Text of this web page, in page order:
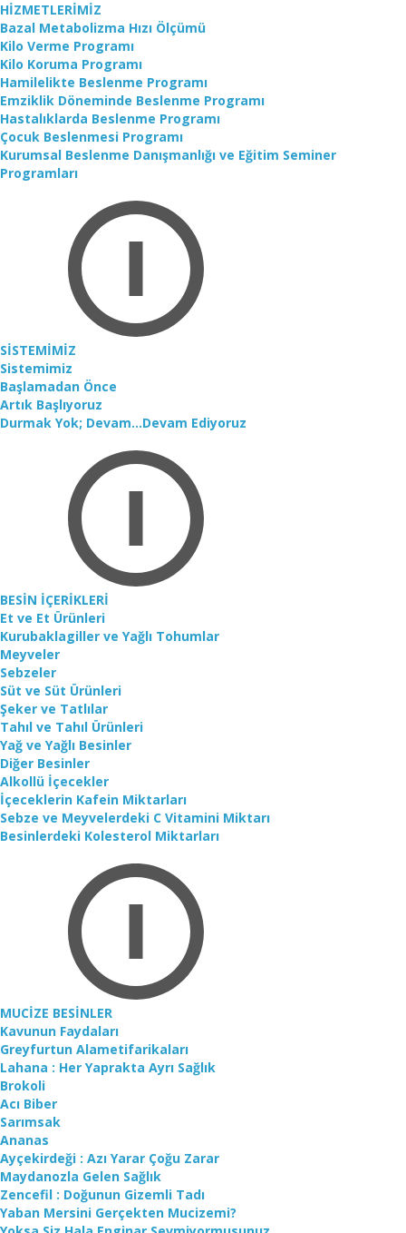
HİZMETLERİMİZ
Bazal Metabolizma Hızı Ölçümü
Kilo Verme Programı
Kilo Koruma Programı
Hamilelikte Beslenme Programı
Emziklik Döneminde Beslenme Programı
Hastalıklarda Beslenme Programı
Çocuk Beslenmesi Programı
Kurumsal Beslenme Danışmanlığı ve Eğitim Seminer
Programları
SİSTEMİMİZ
Sistemimiz
Başlamadan Önce
Artık Başlıyoruz
Durmak Yok; Devam...Devam Ediyoruz
BESİN İÇERİKLERİ
Et ve Et Ürünleri
Kurubaklagiller ve Yağlı Tohumlar
Meyveler
Sebzeler
Süt ve Süt Ürünleri
Şeker ve Tatlılar
Tahıl ve Tahıl Ürünleri
Yağ ve Yağlı Besinler
Diğer Besinler
Alkollü İçecekler
İçeceklerin Kafein Miktarları
Sebze ve Meyvelerdeki C Vitamini Miktarı
Besinlerdeki Kolesterol Miktarları
MUCİZE BESİNLER
Kavunun Faydaları
Greyfurtun Alametifarikaları
Lahana : Her Yaprakta Ayrı Sağlık
Brokoli
Acı Biber
Sarımsak
Ananas
Ayçekirdeği : Azı Yarar Çoğu Zarar
Maydanozla Gelen Sağlık
Zencefil : Doğunun Gizemli Tadı
Yaban Mersini Gerçekten Mucizemi?